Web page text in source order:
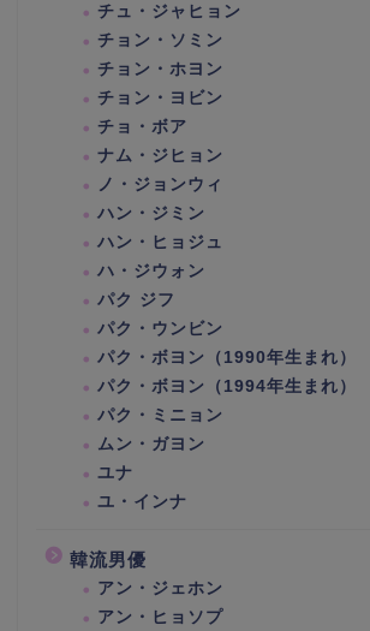
チュ・ジャヒョン
チョン・ソミン
チョン・ホヨン
チョン・ヨビン
チョ・ボア
ナム・ジヒョン
ノ・ジョンウィ
ハン・ジミン
ハン・ヒョジュ
ハ・ジウォン
パク ジフ
パク・ウンビン
パク・ボヨン（1990年生まれ）
パク・ボヨン（1994年生まれ）
パク・ミニョン
ムン・ガヨン
ユナ
ユ・インナ
韓流男優
アン・ジェホン
アン・ヒョソプ